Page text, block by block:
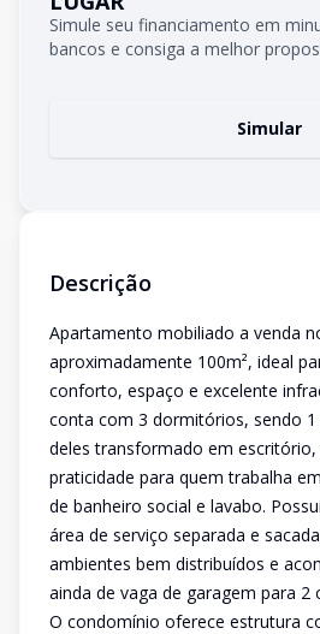
Simule seu financiamento em
bancos e consiga a melhor
Simular
Descrição
Apartamento mobiliado a venda
aproximadamente 100m², ideal
conforto, espaço e excelente
conta com 3 dormitórios, sendo 1
deles transformado em
praticidade para quem trabalha
de banheiro social e lavabo.
área de serviço separada e
ambientes bem distribuídos e
ainda de vaga de garagem para 2
O condomínio oferece estrutura